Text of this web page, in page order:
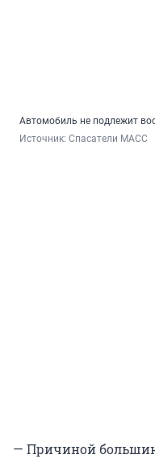
Автомобиль не подлежит
Источник: Спасатели МАСС
— Причиной